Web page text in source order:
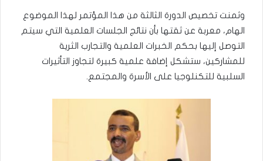
وثمنت تخصيص الدورة الثالثة من هذا المؤتمر لهذا الموضوع
الهام، معربة عن ثقتها بأن نتائج الجلسات العلمية التي سيتم
التوصل إليها بحكم الخبرات العلمية والتجارب الثرية
للمشاركين، ستشكل إضافة علمية كبيرة لتجاوز التأثيرات
السلبية للتكنلوجيا على الأسرة والمجتمع.